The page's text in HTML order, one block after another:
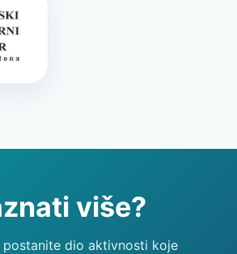
više?
postanite dio aktivnosti koje